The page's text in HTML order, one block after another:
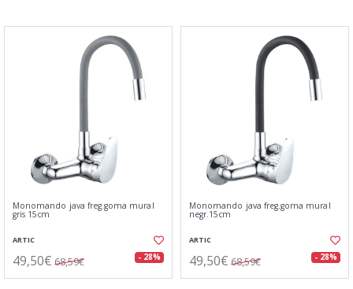
Monomando java freg.goma mural
gris 15cm
ARTIC
49,50€ 68,59€ - 28%
Monomando java freg.goma mural
negr.15cm
ARTIC
49,50€ 68,59€ - 28%